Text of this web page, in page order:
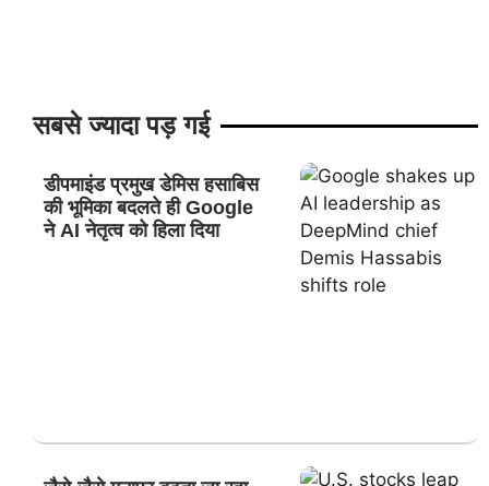
सबसे ज्यादा पड़ गई
डीपमाइंड प्रमुख डेमिस हसाबिस
की भूमिका बदलते ही Google
ने AI नेतृत्व को हिला दिया